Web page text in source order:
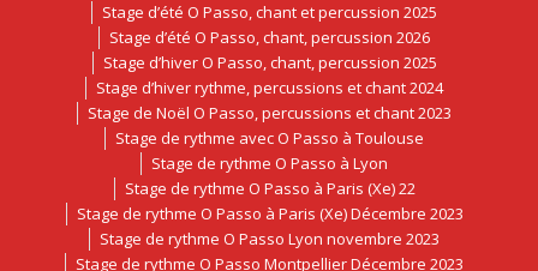
Stage d’été O Passo, chant et percussion 2025
Stage d’été O Passo, chant, percussion 2026
Stage d’hiver O Passo, chant, percussion 2025
Stage d’hiver rythme, percussions et chant 2024
Stage de Noël O Passo, percussions et chant 2023
Stage de rythme avec O Passo à Toulouse
Stage de rythme O Passo à Lyon
Stage de rythme O Passo à Paris (Xe) 22
Stage de rythme O Passo à Paris (Xe) Décembre 2023
Stage de rythme O Passo Lyon novembre 2023
Stage de rythme O Passo Montpellier Décembre 2023